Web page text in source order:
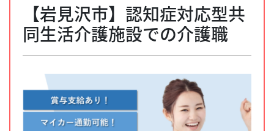
【岩見沢市】認知症対応型共
同生活介護施設での介護職